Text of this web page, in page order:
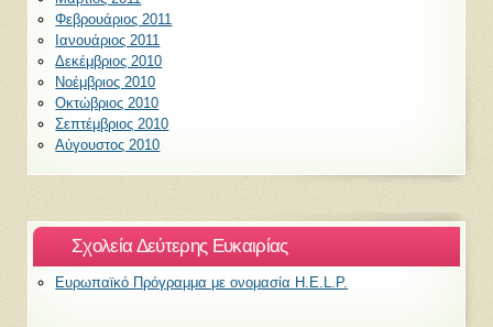
Φεβρουάριος 2011
Ιανουάριος 2011
Δεκέμβριος 2010
Νοέμβριος 2010
Οκτώβριος 2010
Σεπτέμβριος 2010
Αύγουστος 2010
Σχολεία Δεύτερης Ευκαιρίας
Ευρωπαϊκό Πρόγραμμα με ονομασία H.E.L.P.